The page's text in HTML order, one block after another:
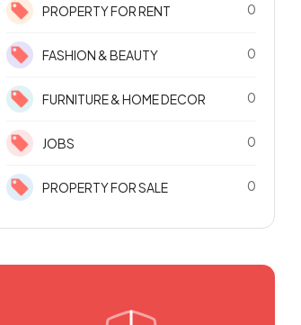
PROPERTY FOR RENT 0
FASHION & BEAUTY 0
FURNITURE & HOME DECOR 0
JOBS 0
PROPERTY FOR SALE 0